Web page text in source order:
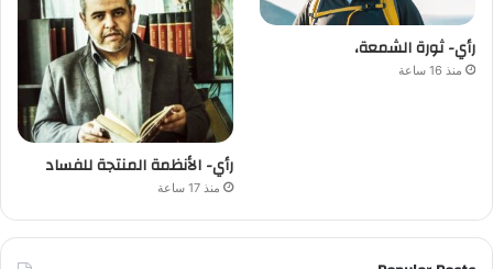
رأي- ثورة الشمعة،
منذ 16 ساعة
رأي- الأنظمة المنتجة للفساد
منذ 17 ساعة